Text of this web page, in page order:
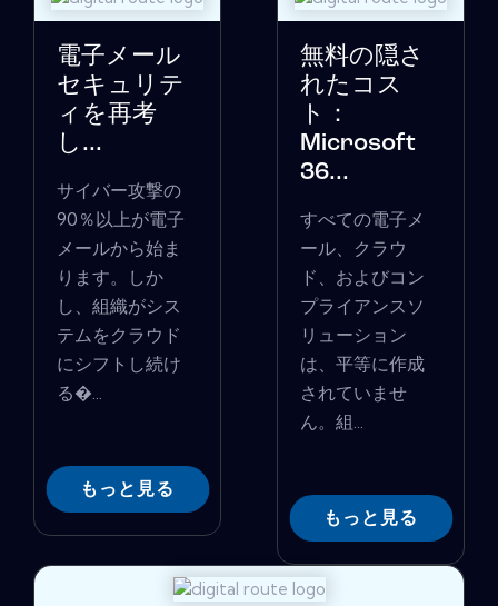
電子メール
セキュリテ
ィを再考
し...
サイバー攻撃の
90％以上が電子
メールから始ま
ります。しか
し、組織がシス
テムをクラウド
にシフトし続け
る�...
もっと見る
無料の隠さ
れたコス
ト：
Microsoft
36...
すべての電子メ
ール、クラウ
ド、およびコン
プライアンスソ
リューション
は、平等に作成
されていませ
ん。組...
もっと見る